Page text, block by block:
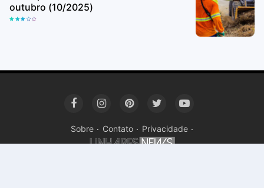
outubro (10/2025)
Sobre Contato Privacidade